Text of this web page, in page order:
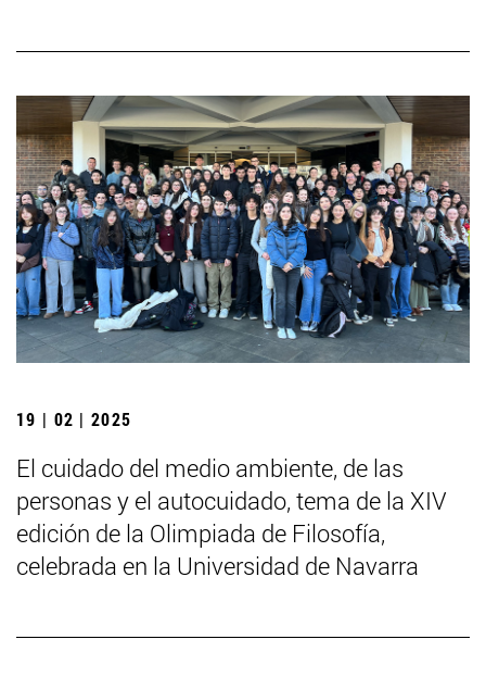
19 | 02 | 2025
El cuidado del medio ambiente, de las
personas y el autocuidado, tema de la XIV
edición de la Olimpiada de Filosofía,
celebrada en la Universidad de Navarra